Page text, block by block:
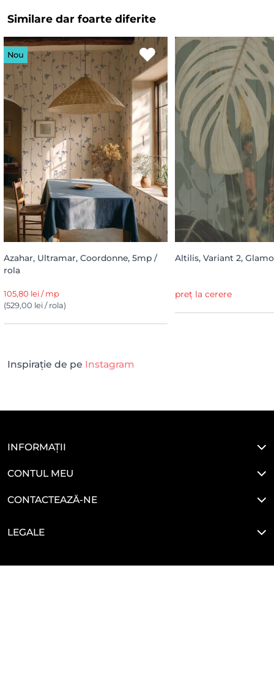
Similare dar foarte diferite
Nou
Azahar, Ultramar, Coordonne, 5mp /
rola
105,80 lei / mp
(529,00 lei / rola)
Altilis, Variant 2,
preț la cerere
Inspirație de pe Instagram
INFORMAȚII
CONTUL MEU
CONTACTEAZĂ-NE
LEGALE